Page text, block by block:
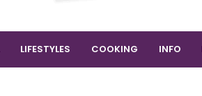
LIFESTYLES COOKING INFO